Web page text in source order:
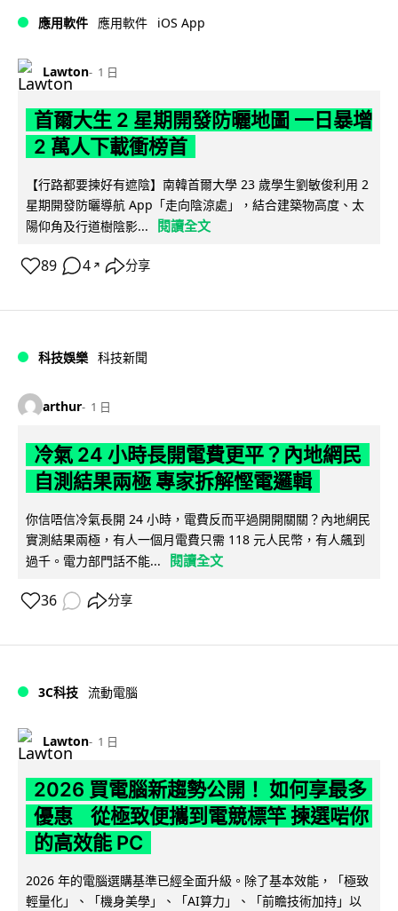
應用軟件 應用軟件 iOS App
Lawton 1 日
首爾大生 2 星期開發防曬地圖 一日暴增
2 萬人下載衝榜首
【行路都要揀好有遮陰】南韓首爾大學 23 歲學生劉敏俊利用 2
星期開發防曬導航 App「走向陰涼處」，結合建築物高度、太
陽仰角及行道樹陰影...
閱讀全文
89 4 ↗ 分享
科技娛樂 科技新聞
arthur 1 日
冷氣 24 小時長開電費更平？內地網民
自測結果兩極 專家拆解慳電邏輯
你信唔信冷氣長開 24 小時，電費反而平過開開關關？內地網民
實測結果兩極，有人一個月電費只需 118 元人民幣，有人飆到
過千。電力部門話不能...
閱讀全文
36 分享
3C科技 流動電腦
Lawton 1 日
2026 買電腦新趨勢公開！ 如何享最多
優惠 從極致便攜到電競標竿 揀選啱你
的高效能 PC
2026 年的電腦選購基準已經全面升級。除了基本效能，「極致
輕量化」、「機身美學」、「AI算力」、「前瞻技術加持」以